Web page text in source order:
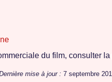
du film, consulter
mise à jour : 7 septembre